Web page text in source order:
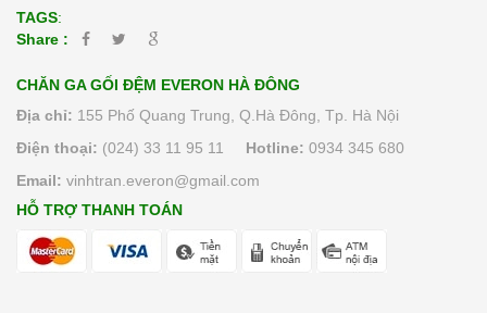
TAGS:
Share :
CHĂN GA GỐI ĐỆM EVERON HÀ ĐÔNG
Địa chỉ: 155 Phố Quang Trung, Q.Hà Đông, Tp. Hà Nội
Điện thoại: (024) 33 11 95 11 Hotline: 0934 345 680
Email: vinhtran.everon@gmail.com
HỖ TRỢ THANH TOÁN